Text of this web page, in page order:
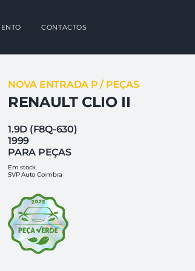
CONTACTOS
NOVA ENTRADA P / PEÇAS
RENAULT CLIO II
1.9D (F8Q-630)
1999
PARA PEÇAS
Em stock
SVP Auto Coimbra